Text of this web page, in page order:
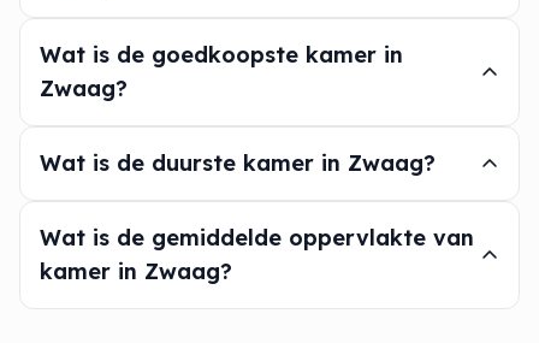
Wat is de goedkoopste kamer in
Zwaag?
Wat is de duurste kamer in Zwaag?
Wat is de gemiddelde oppervlakte van
kamer in Zwaag?